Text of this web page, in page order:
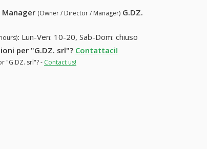
(Owner / Director / Manager) G.DZ.
: Lun-Ven: 10-20, Sab-Dom: chiuso
per "G.DZ. srl"? Contattaci!
"G.DZ. srl"? - Contact us!